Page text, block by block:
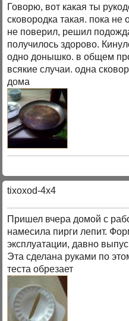
Говорю, вот какая ты
сковородка такая. пока не
не поверил, решил
получилось здорово.
одно донышко. в общем
всякие случаи. одна
дома
tixoxod-4x4
Пришел вчера домой с
намесила пирги лепит.
эксплуатации, давно
Эта сделана руками по
теста обрезает